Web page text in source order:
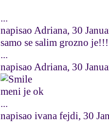
...
napisao Adriana, 30
samo se salim grozno
...
napisao Adriana, 30
meni je ok
...
napisao ivana fejdi, 30